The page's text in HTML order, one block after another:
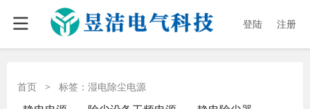
登陆 注册
首页 > 标签：湿电除尘电源